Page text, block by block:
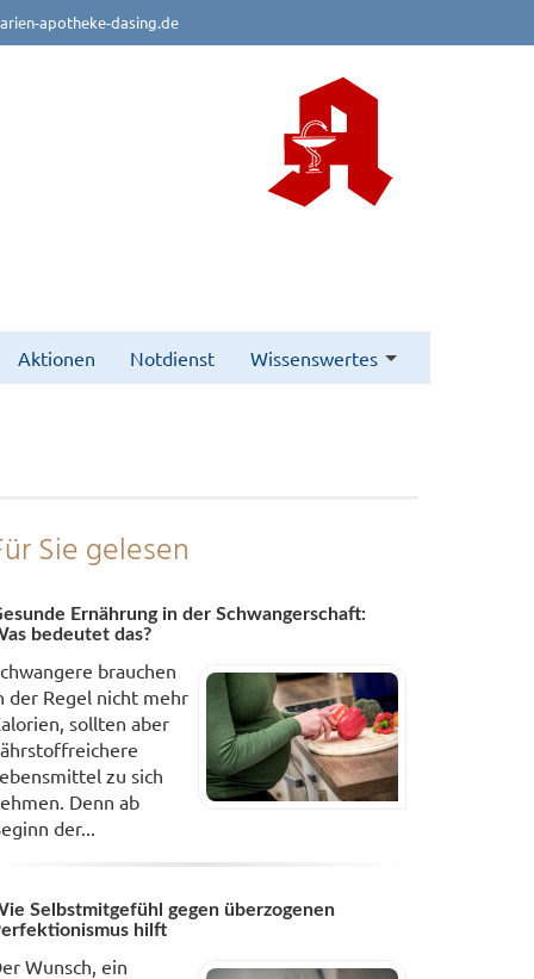
apotheke-dasing.de
Aktionen Notdienst Wissenswertes
Sie gelesen
Ernährung in der Schwangerschaft:
bedeutet das?
brauchen
der Regel nicht mehr
sollten aber
zu sich
Denn ab
der...
Selbstmitgefühl gegen überzogenen
hilft
Wunsch, ein